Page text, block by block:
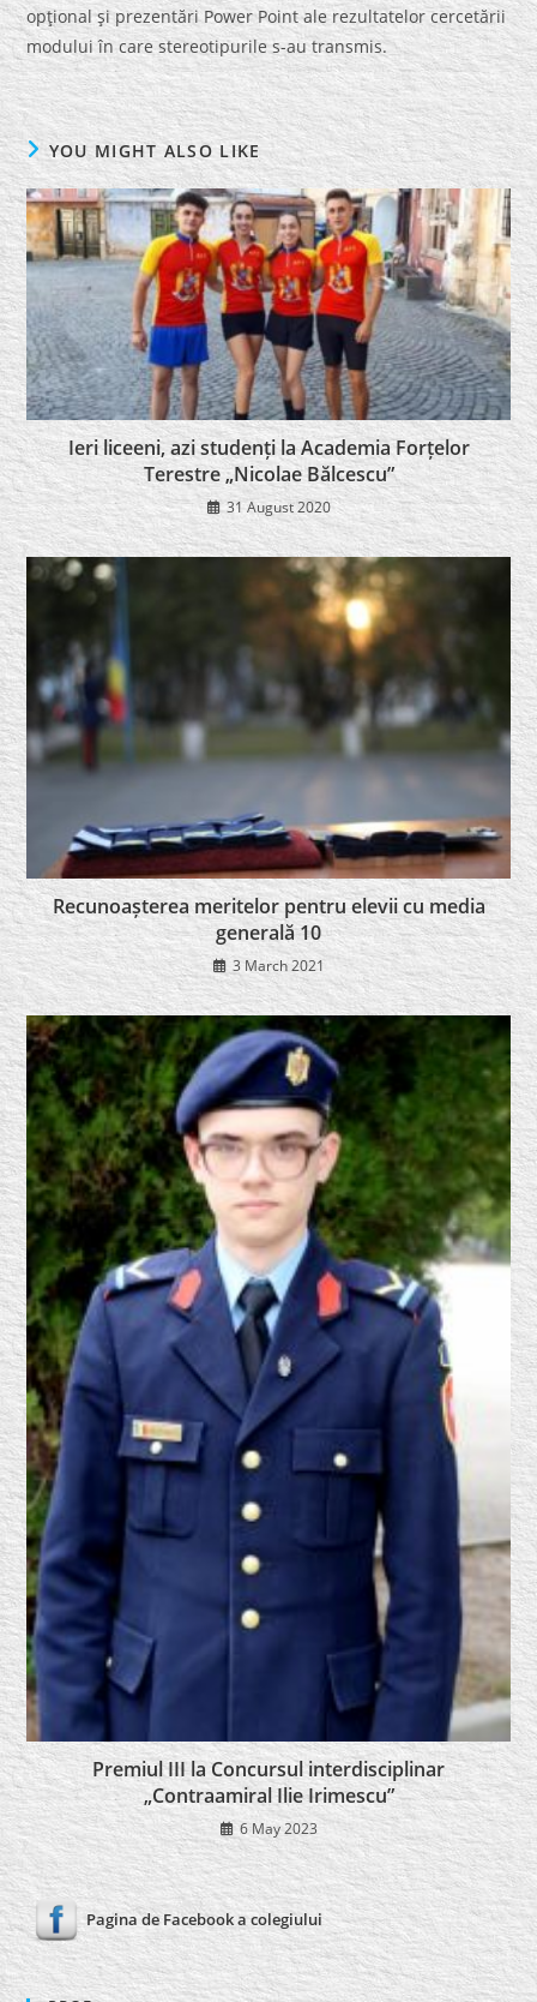
opţional şi prezentări Power Point ale rezultatelor cercetării
modului în care stereotipurile s-au transmis.
YOU MIGHT ALSO LIKE
Ieri liceeni, azi studenți la Academia Forțelor
Terestre „Nicolae Bălcescu”
31 August 2020
Recunoașterea meritelor pentru elevii cu media
generală 10
3 March 2021
Premiul III la Concursul interdisciplinar
„Contraamiral Ilie Irimescu”
6 May 2023
Pagina de Facebook a colegiului